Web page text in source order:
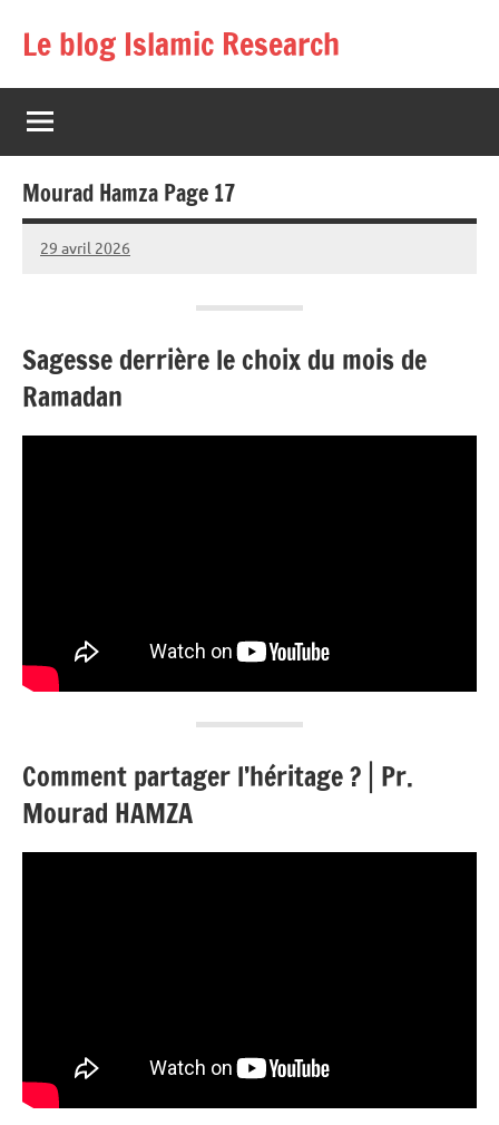
Le blog Islamic Research
Mourad Hamza Page 17
29 avril 2026
prieres
Sagesse derrière le choix du mois de
Ramadan
Comment partager l’héritage ?⎪Pr.
Mourad HAMZA